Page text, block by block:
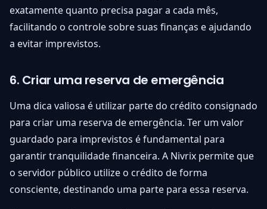
exatamente quanto precisa pagar a cada mês,
facilitando o controle sobre suas finanças e ajudando
a evitar imprevistos.
6. Criar uma reserva de emergência
Uma dica valiosa é utilizar parte do crédito consignado
para criar uma reserva de emergência. Ter um valor
guardado para imprevistos é fundamental para
garantir tranquilidade financeira. A Nivrix permite que
o servidor público utilize o crédito de forma
consciente, destinando uma parte para essa reserva.